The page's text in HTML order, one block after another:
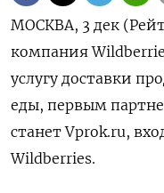
МОСКВА, 3 дек
компания
услугу доставки
еды, первым
станет Vprok.ru,
Wildberries.